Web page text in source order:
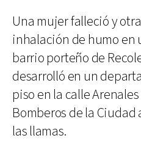
Una mujer falleció y
inhalación de humo en
barrio porteño de
desarrolló en un
piso en la calle
Bomberos de la
las llamas.